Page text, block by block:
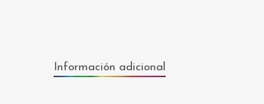
Información adicional